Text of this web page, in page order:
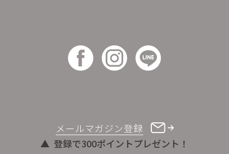
メールマガジン登録
登録で300ポイントプレゼント！